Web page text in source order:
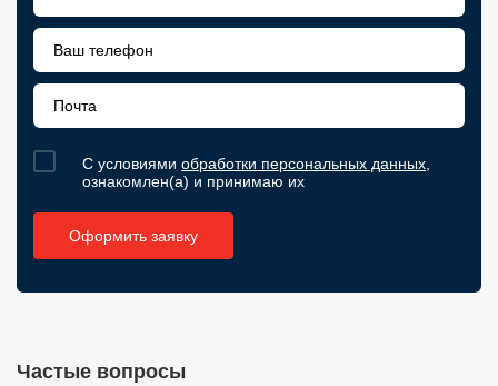
С условиями обработки персональных данных
ознакомлен(а) и принимаю их
Частые вопросы